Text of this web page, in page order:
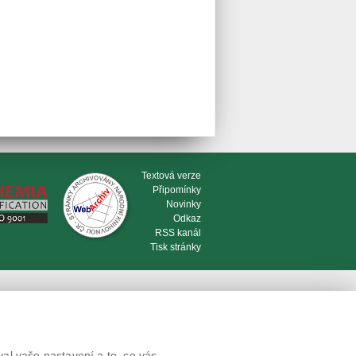
Textová verze
Připomínky
Novinky
Odkaz
RSS kanál
Tisk stránky